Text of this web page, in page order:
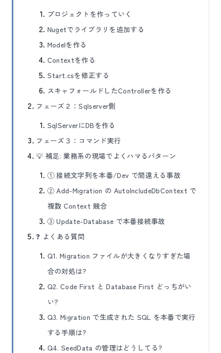
プロジェクトを作っていく
Nugetでライブラリを追加する
Modelを作る
Contextを作る
Start.csを修正する
スキャフォールドしたControllerを作る
フェーズ２：Sqlserver側
SqlServerにDBを作る
フェーズ３：コマンド実行
💡 補足: 業務系の現場でよくハマるパターン
① 接続文字列を本番/Dev で間違える事故
② Add-Migration の AutoIncludeDbContext で
複数 Context 競合
③ Update-Database で本番接続事故
❓ よくある質問
Q1. Migration ファイルが大きくなりすぎた場
合の対処は?
Q2. Code First と Database First どっちがい
い?
Q3. Migration で生成された SQL を本番で実行
する手順は?
Q4. SeedData の管理はどうしてる?